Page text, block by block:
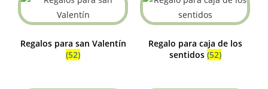
Regalos para san Valentín
(52)
Regalo para caja de los
sentidos (52)